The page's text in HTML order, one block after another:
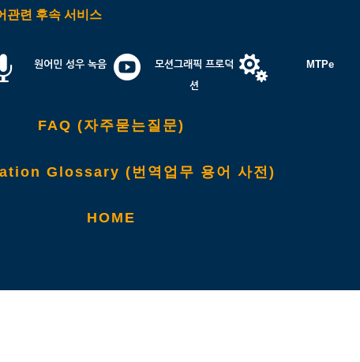
관련 후속 서비스
원어민 성우 녹음 
모션그래픽 프로덕
션
 MTPe
FAQ (자주묻는질문)
Glossary (번역업무 용어 사전)
HOME